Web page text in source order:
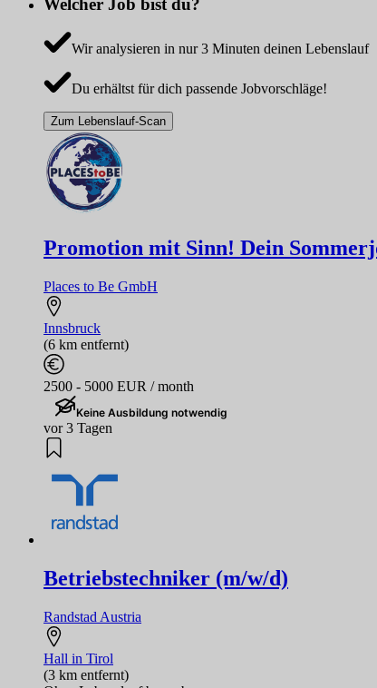
Welcher Job bist du?
Wir analysieren in nur 3 Minuten deinen Lebenslauf
Du erhältst für dich passende Jobvorschläge!
Zum Lebenslauf-Scan
Promotion mit Sinn! Dein
Places to Be GmbH
Innsbruck
(6 km entfernt)
2500 - 5000 EUR / month
Keine Ausbildung notwendig
vor 3 Tagen
Betriebstechniker (m/w/d)
Randstad Austria
Hall in Tirol
(3 km entfernt)